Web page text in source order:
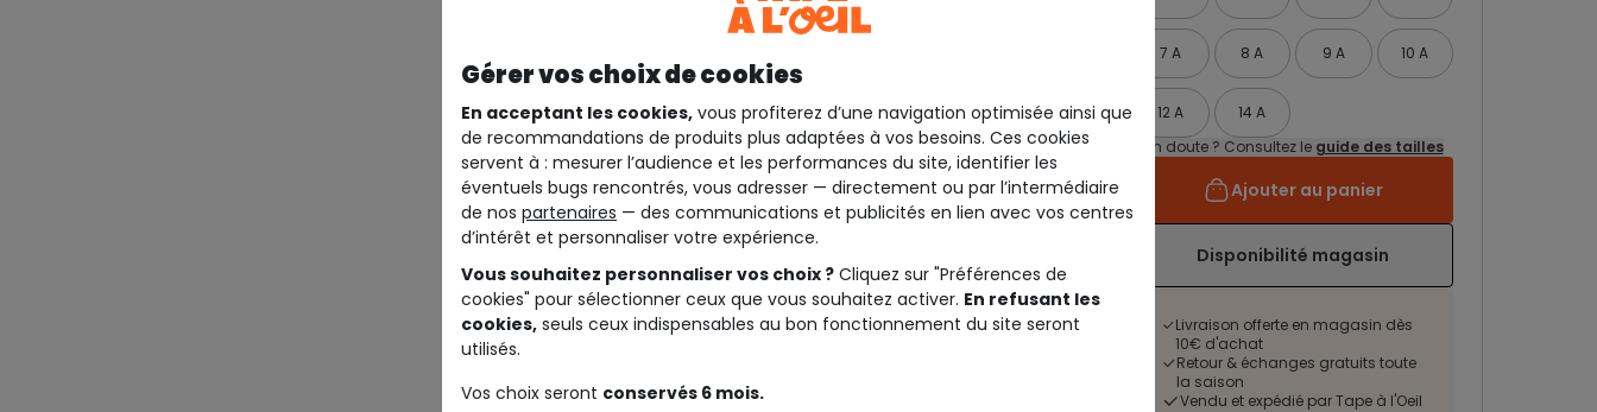
7 A 8 A 9 A 10 A
12 A
14 A
Un doute ? Consultez le guide des tailles
Ajouter au panier
Disponibilité magasin
Livraison offerte en magasin dès
10€ d'achat
Retour & échanges gratuits toute
la saison
Vendu et expédié par Tape à l'Oeil
Gérer vos choix de cookies
En acceptant les cookies, vous profiterez d’une navigation optimisée ainsi que
de recommandations de produits plus adaptées à vos besoins. Ces cookies
servent à : mesurer l’audience et les performances du site, identifier les
éventuels bugs rencontrés, vous adresser — directement ou par l’intermédiaire
de nos partenaires — des communications et publicités en lien avec vos centres
d’intérêt et personnaliser votre expérience.
Vous souhaitez personnaliser vos choix ? Cliquez sur "Préférences de
cookies" pour sélectionner ceux que vous souhaitez activer. En refusant les
cookies, seuls ceux indispensables au bon fonctionnement du site seront
utilisés.
Vos choix seront conservés 6 mois.